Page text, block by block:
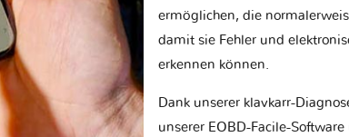
ermöglichen, die
damit sie Fehler und
erkennen können.
Dank unserer klavkarr-
unserer EOBD-Facile-